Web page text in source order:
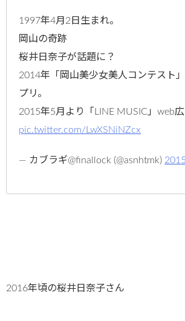
1997年4月2日生まれ。
岡山の奇跡
桜井日奈子が話題に？
2014年「岡山美少女美人コンテスト
プリ。
2015年5月より「LINE MUSIC」web広
pic.twitter.com/LwXSNiNZcx
— カブラギ@finallock (@asnhtmk)
2016年頃の桜井日奈子さん